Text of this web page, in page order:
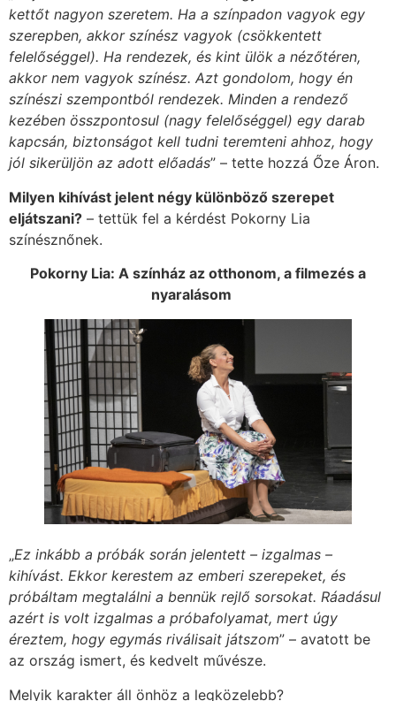
kettőt nagyon szeretem. Ha a színpadon vagyok egy
szerepben, akkor színész vagyok (csökkentett
felelőséggel). Ha rendezek, és kint ülök a nézőtéren,
akkor nem vagyok színész. Azt gondolom, hogy én
színészi szempontból rendezek. Minden a rendező
kezében összpontosul (nagy felelőséggel) egy darab
kapcsán, biztonságot kell tudni teremteni ahhoz, hogy
jól sikerüljön az adott előadás” – tette hozzá Őze Áron.
Milyen kihívást jelent négy különböző szerepet
eljátszani? – tettük fel a kérdést Pokorny Lia
színésznőnek.
Pokorny Lia: A színház az otthonom, a filmezés a
nyaralásom
„Ez inkább a próbák során jelentett – izgalmas –
kihívást. Ekkor kerestem az emberi szerepeket, és
próbáltam megtalálni a bennük rejlő sorsokat. Ráadásul
azért is volt izgalmas a próbafolyamat, mert úgy
éreztem, hogy egymás riválisait játszom” – avatott be
az ország ismert, és kedvelt művésze.
Melyik karakter áll önhöz a legközelebb?